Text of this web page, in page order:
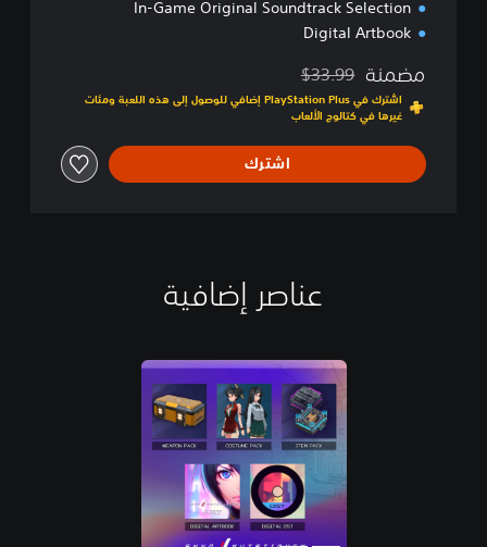
In-Game Original Soundtrack Selection
Digital Artbook
مضمنة مخصوم من السعر الأصلي البالغ $33.99‏
$33.99
اشترك في PlayStation Plus إضافي للوصول إلى هذه اللعبة ومئات
غيرها في كتالوج الألعاب
اشترك
عناصر إضافية